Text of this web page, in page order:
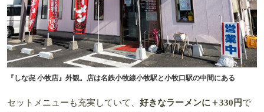
『しな㐂 小牧店』外観。店は名鉄小牧線小牧駅と小牧口駅の中間にある
セットメニューも充実していて、 好きなラーメンに＋330円で